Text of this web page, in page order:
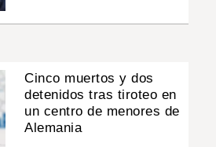
Cinco muertos y dos
detenidos tras tiroteo en
un centro de menores de
Alemania